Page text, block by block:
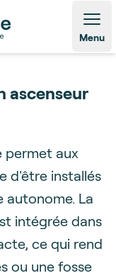
Menu
ascenseur
permet aux
d'être installés
autonome. La
intégrée dans
ce qui rend
ou une fosse